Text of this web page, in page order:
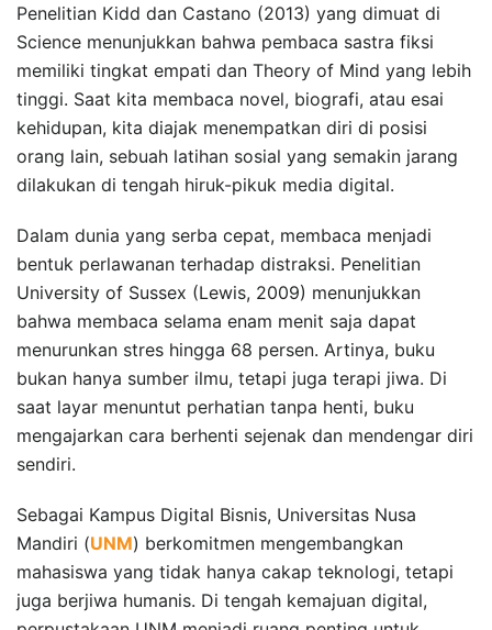
Penelitian Kidd dan Castano (2013) yang dimuat di
Science menunjukkan bahwa pembaca sastra fiksi
memiliki tingkat empati dan Theory of Mind yang lebih
tinggi. Saat kita membaca novel, biografi, atau esai
kehidupan, kita diajak menempatkan diri di posisi
orang lain, sebuah latihan sosial yang semakin jarang
dilakukan di tengah hiruk-pikuk media digital.
Dalam dunia yang serba cepat, membaca menjadi
bentuk perlawanan terhadap distraksi. Penelitian
University of Sussex (Lewis, 2009) menunjukkan
bahwa membaca selama enam menit saja dapat
menurunkan stres hingga 68 persen. Artinya, buku
bukan hanya sumber ilmu, tetapi juga terapi jiwa. Di
saat layar menuntut perhatian tanpa henti, buku
mengajarkan cara berhenti sejenak dan mendengar diri
sendiri.
Sebagai Kampus Digital Bisnis, Universitas Nusa
Mandiri (UNM) berkomitmen mengembangkan
mahasiswa yang tidak hanya cakap teknologi, tetapi
juga berjiwa humanis. Di tengah kemajuan digital,